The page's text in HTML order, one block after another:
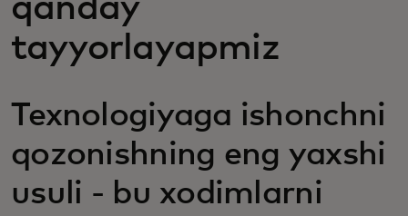
qanday
tayyorlayapmiz
Texnologiyaga ishonchni
qozonishning eng yaxshi
usuli - bu xodimlarni